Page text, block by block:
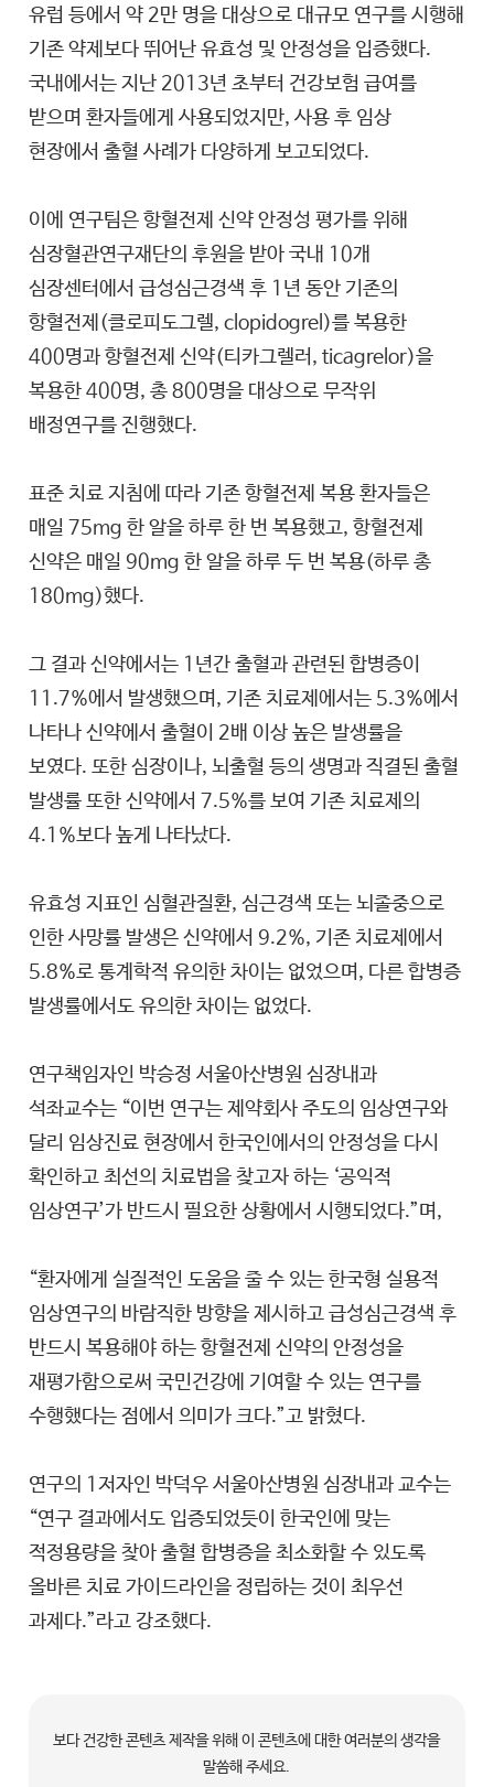
유럽 등에서 약 2만 명을 대상으로 대규모 연구를 시행해
기존 약제보다 뛰어난 유효성 및 안정성을 입증했다.
국내에서는 지난 2013년 초부터 건강보험 급여를
받으며 환자들에게 사용되었지만, 사용 후 임상
현장에서 출혈 사례가 다양하게 보고되었다.
이에 연구팀은 항혈전제 신약 안정성 평가를 위해
심장혈관연구재단의 후원을 받아 국내 10개
심장센터에서 급성심근경색 후 1년 동안 기존의
항혈전제(클로피도그렐, clopidogrel)를 복용한
400명과 항혈전제 신약(티카그렐러, ticagrelor)을
복용한 400명, 총 800명을 대상으로 무작위
배정연구를 진행했다.
표준 치료 지침에 따라 기존 항혈전제 복용 환자들은
매일 75mg 한 알을 하루 한 번 복용했고, 항혈전제
신약은 매일 90mg 한 알을 하루 두 번 복용(하루 총
180mg)했다.
그 결과 신약에서는 1년간 출혈과 관련된 합병증이
11.7%에서 발생했으며, 기존 치료제에서는 5.3%에서
나타나 신약에서 출혈이 2배 이상 높은 발생률을
보였다. 또한 심장이나, 뇌출혈 등의 생명과 직결된 출혈
발생률 또한 신약에서 7.5%를 보여 기존 치료제의
4.1%보다 높게 나타났다.
유효성 지표인 심혈관질환, 심근경색 또는 뇌졸중으로
인한 사망률 발생은 신약에서 9.2%, 기존 치료제에서
5.8%로 통계학적 유의한 차이는 없었으며, 다른 합병증
발생률에서도 유의한 차이는 없었다.
연구책임자인 박승정 서울아산병원 심장내과
석좌교수는 “이번 연구는 제약회사 주도의 임상연구와
달리 임상진료 현장에서 한국인에서의 안정성을 다시
확인하고 최선의 치료법을 찾고자 하는 ‘공익적
임상연구’가 반드시 필요한 상황에서 시행되었다.”며,
“환자에게 실질적인 도움을 줄 수 있는 한국형 실용적
임상연구의 바람직한 방향을 제시하고 급성심근경색 후
반드시 복용해야 하는 항혈전제 신약의 안정성을
재평가함으로써 국민건강에 기여할 수 있는 연구를
수행했다는 점에서 의미가 크다.”고 밝혔다.
연구의 1저자인 박덕우 서울아산병원 심장내과 교수는
“연구 결과에서도 입증되었듯이 한국인에 맞는
적정용량을 찾아 출혈 합병증을 최소화할 수 있도록
올바른 치료 가이드라인을 정립하는 것이 최우선
과제다.”라고 강조했다.
보다 건강한 콘텐츠 제작을 위해 이 콘텐츠에 대한 여러분의 생각을
말씀해 주세요.